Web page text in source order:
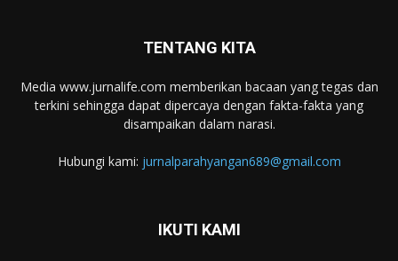
TENTANG KITA
Media www.jurnalife.com memberikan bacaan yang tegas dan
terkini sehingga dapat dipercaya dengan fakta-fakta yang
disampaikan dalam narasi.
Hubungi kami: jurnalparahyangan689@gmail.com
IKUTI KAMI